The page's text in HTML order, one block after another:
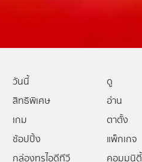
วันนี้
ดู
สิทธิพิเศษ
อ่าน
เกม
ตาตั้ง
ช้อปปิ้ง
แพ็กเกจ
กล่องทรูไอดีทีวี
คอมมูนิตี้